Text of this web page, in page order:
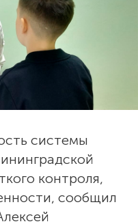
системы
контроля,
сообщил